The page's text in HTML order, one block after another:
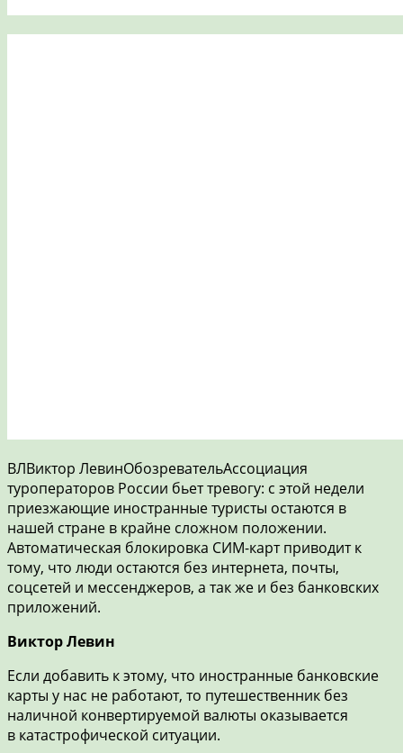
ВЛВиктор ЛевинОбозревательАссоциация
туроператоров России бьет тревогу: с этой недели
приезжающие иностранные туристы остаются в
нашей стране в крайне сложном положении.
Автоматическая блокировка СИМ-карт приводит к
тому, что люди остаются без интернета, почты,
соцсетей и мессенджеров, а так же и без банковских
приложений.
Виктор Левин
Если добавить к этому, что иностранные банковские
карты у нас не работают, то путешественник без
наличной конвертируемой валюты оказывается
в катастрофической ситуации.